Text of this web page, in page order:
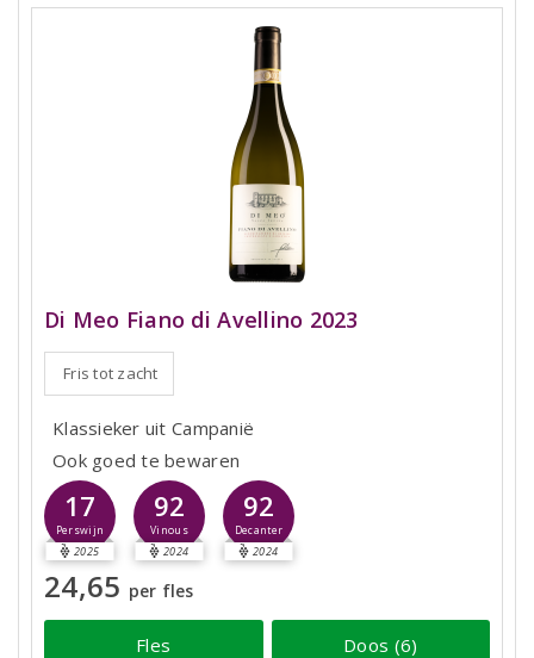
Di Meo Fiano di Avellino 2023
Fris tot zacht
Klassieker uit Campanië
Ook goed te bewaren
17
Perswijn
2025
92
Vinous
2024
92
Decanter
2024
24,65 per fles
Fles Doos (6)